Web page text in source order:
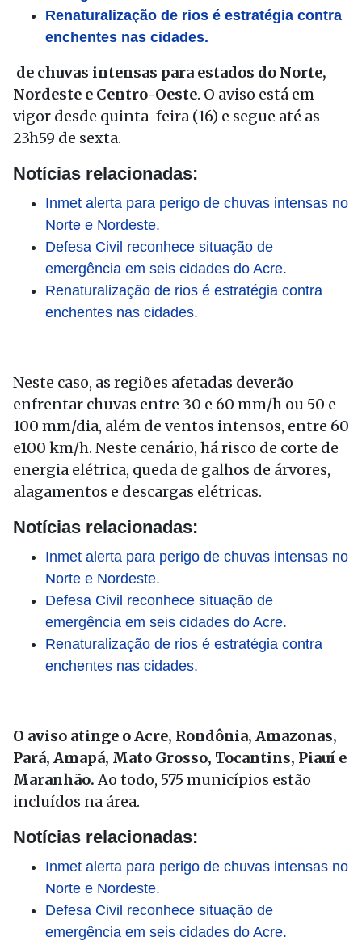
Renaturalização de rios é estratégia contra
enchentes nas cidades.
de chuvas intensas para estados do Norte,
Nordeste e Centro-Oeste. O aviso está em
vigor desde quinta-feira (16) e segue até as
23h59 de sexta.
Notícias relacionadas:
Inmet alerta para perigo de chuvas intensas no
Norte e Nordeste.
Defesa Civil reconhece situação de
emergência em seis cidades do Acre.
Renaturalização de rios é estratégia contra
enchentes nas cidades.
Neste caso, as regiões afetadas deverão
enfrentar chuvas entre 30 e 60 mm/h ou 50 e
100 mm/dia, além de ventos intensos, entre 60
e100 km/h. Neste cenário, há risco de corte de
energia elétrica, queda de galhos de árvores,
alagamentos e descargas elétricas.
Notícias relacionadas:
Inmet alerta para perigo de chuvas intensas no
Norte e Nordeste.
Defesa Civil reconhece situação de
emergência em seis cidades do Acre.
Renaturalização de rios é estratégia contra
enchentes nas cidades.
O aviso atinge o Acre, Rondônia, Amazonas,
Pará, Amapá, Mato Grosso, Tocantins, Piauí e
Maranhão.Ao todo, 575 municípios estão
incluídos na área.
Notícias relacionadas:
Inmet alerta para perigo de chuvas intensas no
Norte e Nordeste.
Defesa Civil reconhece situação de
emergência em seis cidades do Acre.